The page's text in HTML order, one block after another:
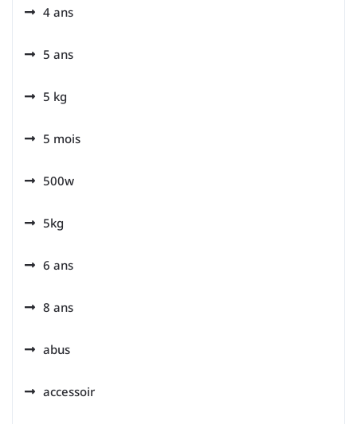
4 ans
5 ans
5 kg
5 mois
500w
5kg
6 ans
8 ans
abus
accessoir